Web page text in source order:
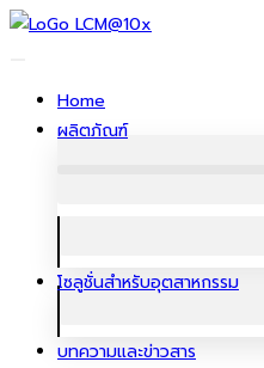
ข้าม
Home
ผลิตภัณฑ์
โซลูชั่นสําหรับอุตสาหกรรม
บทความและข่าวสาร